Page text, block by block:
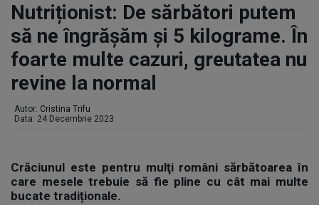
Nutriționist: De sărbători putem
să ne îngrășăm și 5 kilograme. În
foarte multe cazuri, greutatea nu
revine la normal
Autor: Cristina Trifu
Data: 24 Decembrie 2023
Crăciunul este pentru mulţi români sărbătoarea în
care mesele trebuie să fie pline cu cât mai multe
bucate tradiționale.